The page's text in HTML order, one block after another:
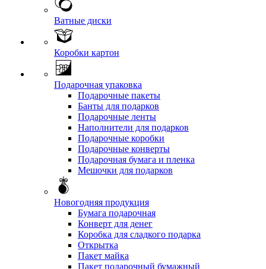
Ватные диски
Коробки картон
Подарочная упаковка
Подарочные пакеты
Банты для подарков
Подарочные ленты
Наполнители для подарков
Подарочные коробки
Подарочные конверты
Подарочная бумага и пленка
Мешочки для подарков
Новогодняя продукция
Бумага подарочная
Конверт для денег
Коробка для сладкого подарка
Открытка
Пакет майка
Пакет подарочный бумажный